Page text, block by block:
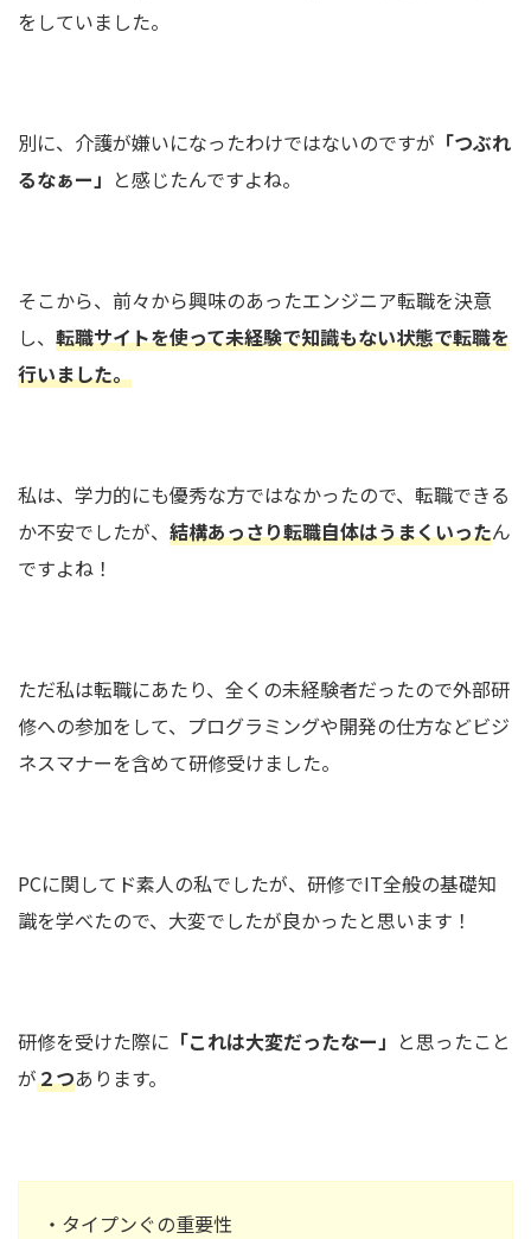
をしていました。
別に、介護が嫌いになったわけではないのですが 「つぶれ
るなぁー」 と感じたんですよね。
そこから、前々から興味のあったエンジニア転職を決意
し、 転職サイトを使って未経験で知識もない状態で転職を
行いました。
私は、学力的にも優秀な方ではなかったので、転職できる
か不安でしたが、 結構あっさり転職自体はうまくいったん
ですよね！
ただ私は転職にあたり、全くの未経験者だったので外部研
修への参加をして、プログラミングや開発の仕方などビジ
ネスマナーを含めて研修受けました。
PCに関してド素人の私でしたが、研修でIT全般の基礎知
識を学べたので、大変でしたが良かったと思います！
研修を受けた際に 「これは大変だったなー」 と思ったこと
が２つあります。
・タイプンぐの重要性